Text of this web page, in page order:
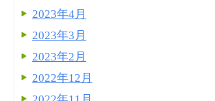
2023年4月
2023年3月
2023年2月
2022年12月